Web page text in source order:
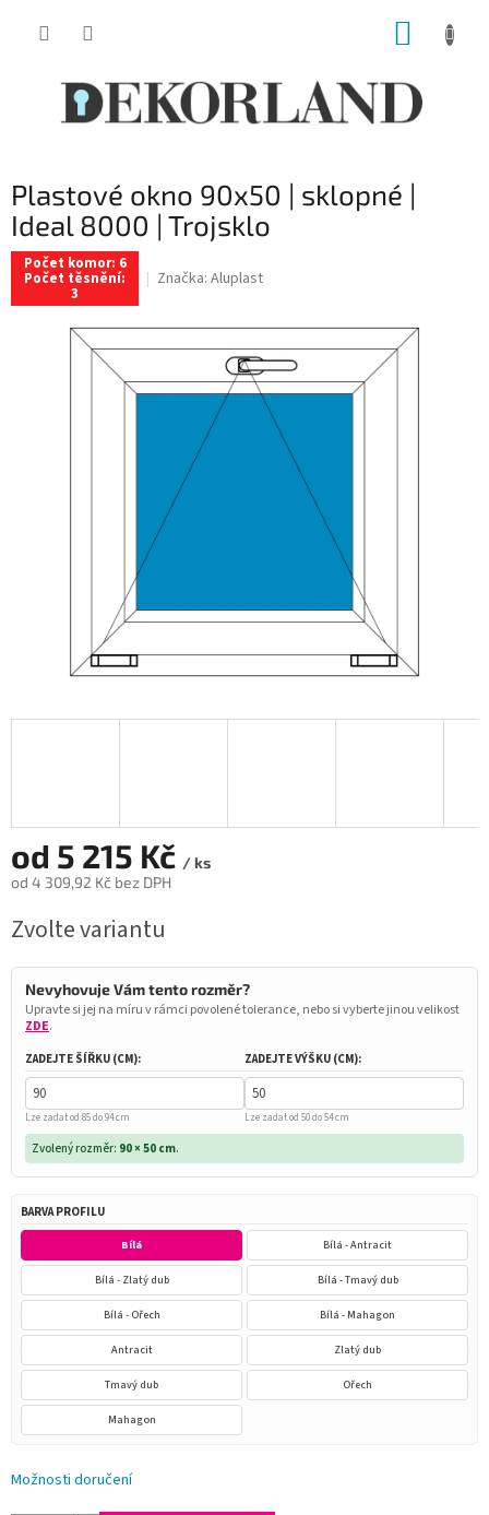
Plastové okno 90x50 | sklopné |
Ideal 8000 | Trojsklo
Počet komor: 6
Počet těsnění:
3
Značka: Aluplast
od 5 215 Kč / ks
od 4 309,92 Kč bez DPH
cena:
Zvolte variantu
Nevyhovuje Vám tento rozměr?
Upravte si jej na míru v rámci povolené tolerance, nebo si vyberte jinou velikost
ZDE.
ZADEJTE ŠÍŘKU (CM):
Lze zadat od 85 do 94 cm
ZADEJTE VÝŠKU (CM):
Lze zadat od 50 do 54 cm
Zvolený rozměr: 90 × 50 cm.
BARVA PROFILU
Bílá Bílá - Antracit
Bílá - Zlatý dub Bílá - Tmavý dub
Bílá - Ořech Bílá - Mahagon
Antracit Zlatý dub
Tmavý dub Ořech
Mahagon
Možnosti doručení